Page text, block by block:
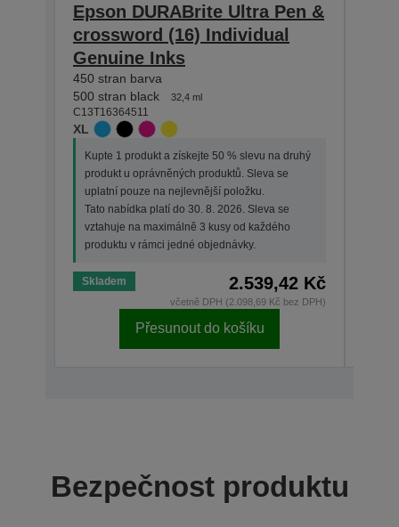
Epson DURABrite Ultra Pen &
crossword (16) Individual
Genuine Inks
450 stran barva
500 stran black
32,4 ml
C13T16364511
XL
Kupte 1 produkt a získejte 50 % slevu na druhý
produkt u oprávněných produktů. Sleva se
uplatní pouze na nejlevnější položku.
Tato nabídka platí do 30. 8. 2026. Sleva se
vztahuje na maximálně 3 kusy od každého
produktu v rámci jedné objednávky.
Skladem 2.539,42 Kč
včetně DPH (2.098,69 Kč bez DPH)
Přesunout do košíku
Bezpečnost produktu